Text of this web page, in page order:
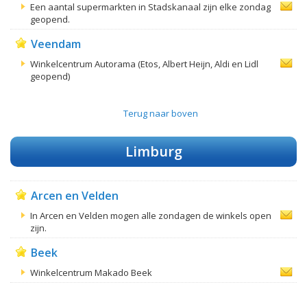
Een aantal supermarkten in Stadskanaal zijn elke zondag
geopend.
Veendam
Winkelcentrum Autorama (Etos, Albert Heijn, Aldi en Lidl
geopend)
Terug naar boven
Limburg
Arcen en Velden
In Arcen en Velden mogen alle zondagen de winkels open
zijn.
Beek
Winkelcentrum Makado Beek